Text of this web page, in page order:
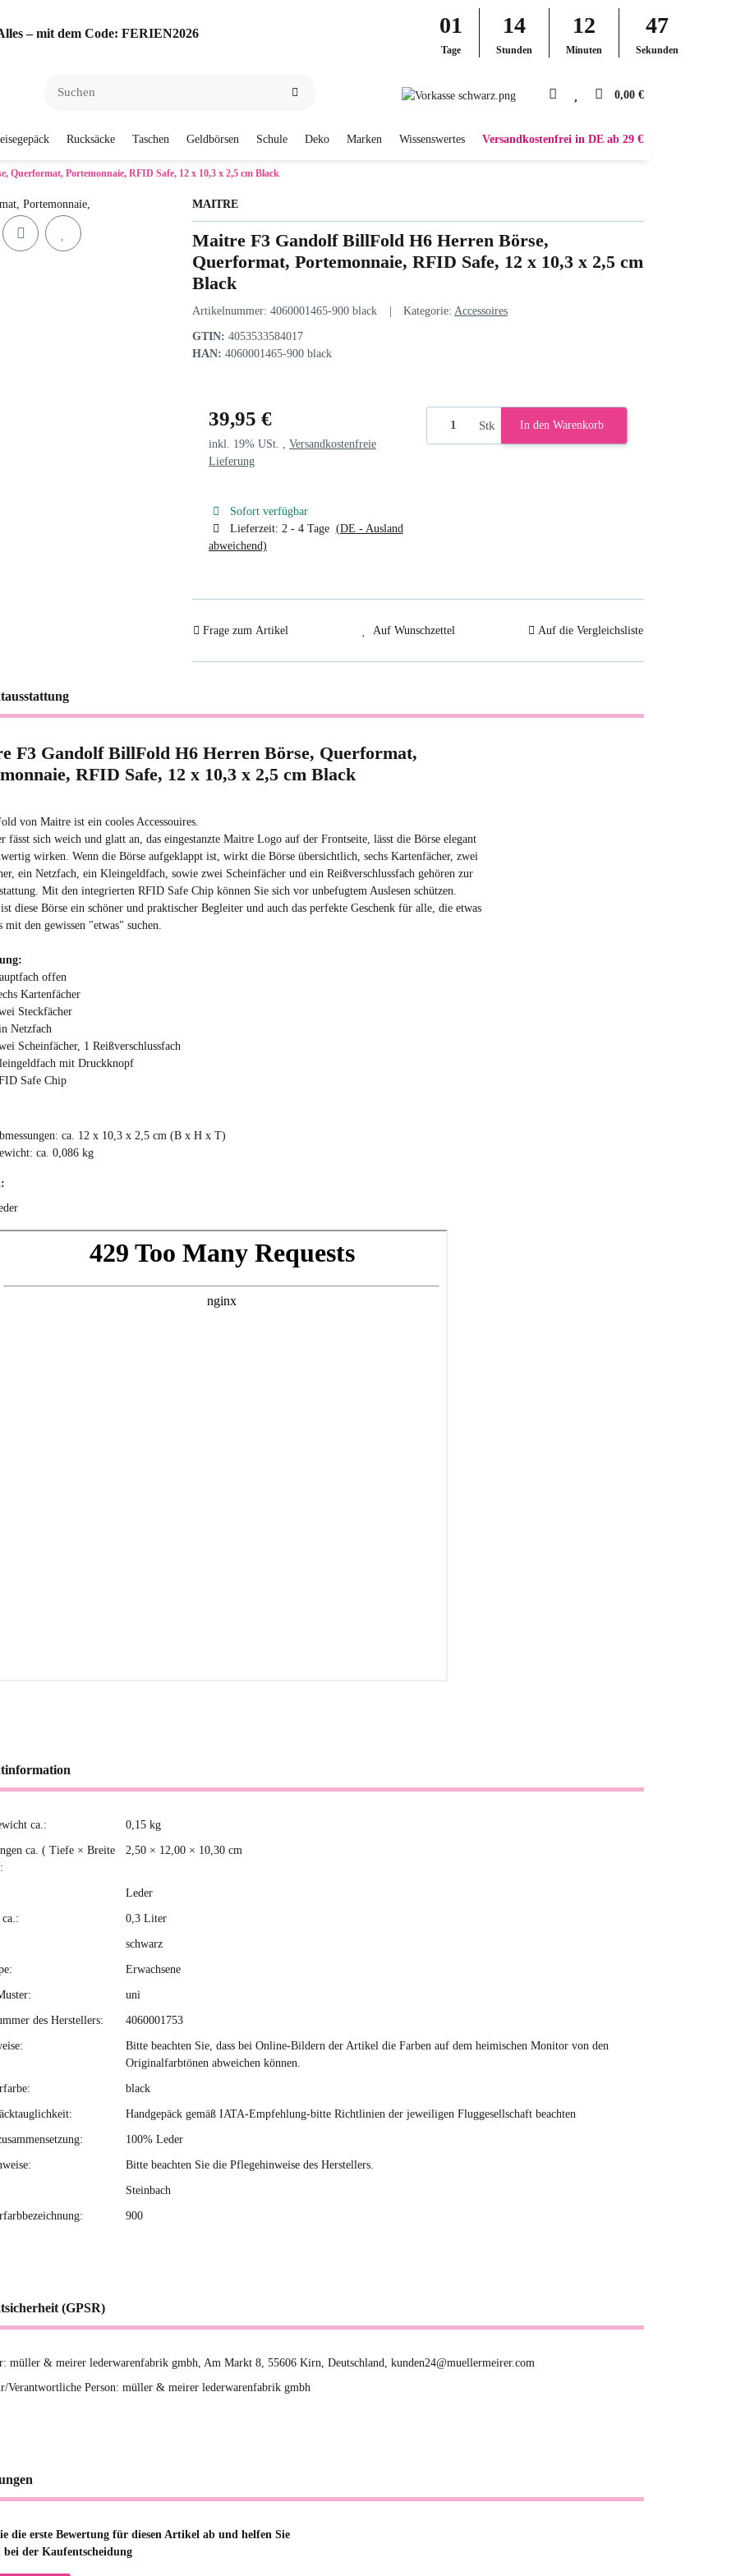
– mit dem Code: FERIEN2026 01
Tage
14
Stunden
12
Minuten
46
Sekunden
0,00 €
Rucksäcke Taschen Geldbörsen Schule Deko Marken Wissenswertes Versandkostenfrei in DE ab 29 €
Querformat, Portemonnaie, RFID Safe, 12 x 10,3 x 2,5 cm Black
MAITRE
Maitre F3 Gandolf BillFold H6 Herren Börse,
Querformat, Portemonnaie, RFID Safe, 12 x 10,3 x 2,5 cm
Black
Artikelnummer: 4060001465-900 black Kategorie: Accessoires
GTIN: 4053533584017
HAN: 4060001465-900 black
39,95 €
inkl. 19% USt. , Versandkostenfreie
Lieferung
Sofort verfügbar
Lieferzeit: 2 - 4 Tage (DE - Ausland
abweichend)
Stk In den Warenkorb
Frage zum Artikel Auf Wunschzettel Auf die Vergleichsliste
F3 Gandolf BillFold H6 Herren Börse, Querformat,
RFID Safe, 12 x 10,3 x 2,5 cm Black
von Maitre ist ein cooles Accessouires.
fässt sich weich und glatt an, das eingestanzte Maitre Logo auf der Frontseite, lässt die Börse elegant
wirken. Wenn die Börse aufgeklappt ist, wirkt die Börse übersichtlich, sechs Kartenfächer, zwei
ein Netzfach, ein Kleingeldfach, sowie zwei Scheinfächer und ein Reißverschlussfach gehören zur
Mit den integrierten RFID Safe Chip können Sie sich vor unbefugtem Auslesen schützen.
diese Börse ein schöner und praktischer Begleiter und auch das perfekte Geschenk für alle, die etwas
mit den gewissen "etwas" suchen.
offen
Kartenfächer
Steckfächer
Netzfach
Scheinfächer, 1 Reißverschlussfach
mit Druckknopf
Safe Chip
ca. 12 x 10,3 x 2,5 cm (B x H x T)
ca. 0,086 kg
ca.: 0,15 kg
ca. ( Tiefe × Breite
2,50 × 12,00 × 10,30 cm
Leder
0,3 Liter
schwarz
Erwachsene
uni
des Herstellers: 4060001753
Bitte beachten Sie, dass bei Online-Bildern der Artikel die Farben auf dem heimischen Monitor von den
Originalfarbtönen abweichen können.
black
Handgepäck gemäß IATA-Empfehlung-bitte Richtlinien der jeweiligen Fluggesellschaft beachten
100% Leder
Bitte beachten Sie die Pflegehinweise des Herstellers.
Steinbach
900
(GPSR)
müller & meirer lederwarenfabrik gmbh, Am Markt 8, 55606 Kirn, Deutschland, kunden24@muellermeirer.com
Verantwortliche Person: müller & meirer lederwarenfabrik gmbh
die erste Bewertung für diesen Artikel ab und helfen Sie
bei der Kaufentscheidung